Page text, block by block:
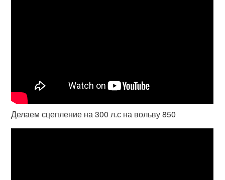
Делаем сцепление на 300 л.с на вольву 850